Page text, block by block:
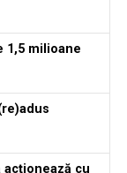
la 4 august
posturilor
reținut după
1,5 milioane
cu